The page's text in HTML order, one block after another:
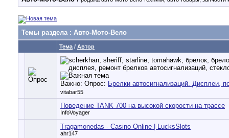
Темы раздела: Авто-Мото-Вело
Тема / Автор
Важно: Опрос: Брелки автосигнализаций. Дисплеи,
vitabar55
Поведение TANK 700 на высокой скорости на трассе
InfoVoyager
Tragamonedas - Casino Online | LucksSlots
ahr147